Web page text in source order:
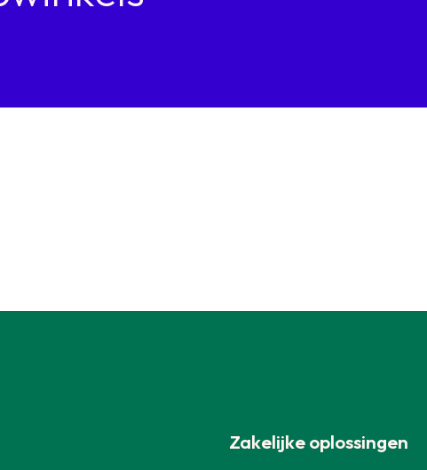
Zakelijke oplossingen